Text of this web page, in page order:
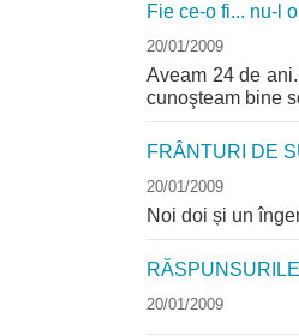
Fie ce-o fi... nu-l
20/01/2009
Aveam 24 de
cunoşteam bine
FRÂNTURI DE
20/01/2009
Noi doi și un
20/01/2009